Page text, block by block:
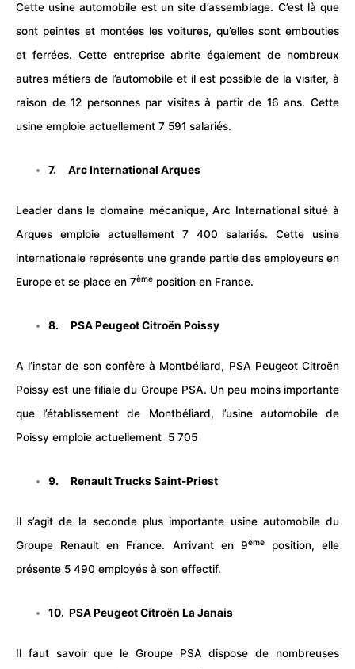
Cette usine automobile est un site d’assemblage. C’est là que
sont peintes et montées les voitures, qu’elles sont embouties
et ferrées. Cette entreprise abrite également de nombreux
autres métiers de l’automobile et il est possible de la visiter, à
raison de 12 personnes par visites à partir de 16 ans. Cette
usine emploie actuellement 7 591 salariés.
7. Arc International Arques
Leader dans le domaine mécanique, Arc International situé à
Arques emploie actuellement 7 400 salariés. Cette usine
internationale représente une grande partie des employeurs en
Europe et se place en 7ème position en France.
8. PSA Peugeot Citroën Poissy
A l’instar de son confère à Montbéliard, PSA Peugeot Citroën
Poissy est une filiale du Groupe PSA. Un peu moins importante
que l’établissement de Montbéliard, l’usine automobile de
Poissy emploie actuellement 5 705
9. Renault Trucks Saint-Priest
Il s’agit de la seconde plus importante usine automobile du
Groupe Renault en France. Arrivant en 9èmeposition, elle
présente 5 490 employés à son effectif.
10. PSA Peugeot Citroën La Janais
Il faut savoir que le Groupe PSA dispose de nombreuses